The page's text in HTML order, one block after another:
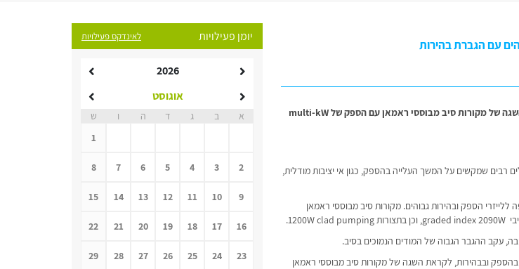
עם הגברת בהירות
הצטרפו אלינו לדיון מרתק על האתגרים והדרכים להמשך עליה בהספק ובבהירות, לקראת השגה של מקורות סיב מבוססי ראמאן עם הספק של multi-kW
רבים שמקשים על המשך העלייה בהספק, כגון אי יציבות מודלית,
ללייזרי הספק ובהירות גבוהים. מקורות סיב מבוססי ראמאן
עקב ההגבר הגבוה של המודים הנמוכים בסיב.
ובבהירות, לקראת השגה של מקורות סיב מבוססי ראמאן
יומן פעילויות לאינדקס פעילויות
2026
אוגוסט
א ב ג ד ה ו
ש
1
2
3
4
5
6
7
8
9
10
11
12
13
14
15
16
17
18
19
20
21
22
23
24
25
26
27
28
29